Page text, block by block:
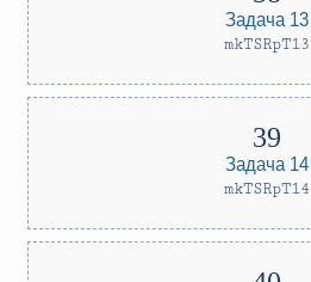
Задача 13
mkTSRpT13
Задача 14
mkTSRpT14